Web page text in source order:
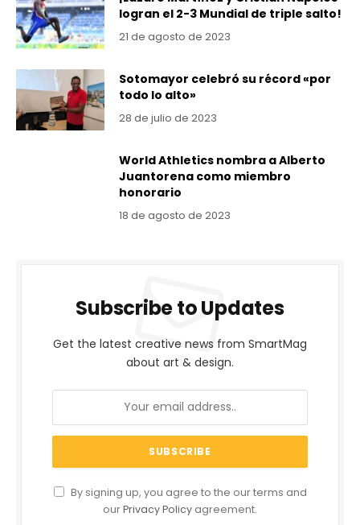
logran el 2-3 Mundial de triple salto!
21 de agosto de 2023
Sotomayor celebró su récord «por
todo lo alto»
28 de julio de 2023
World Athletics nombra a Alberto
Juantorena como miembro
honorario
18 de agosto de 2023
Subscribe to Updates
Get the latest creative news from SmartMag
about art & design.
By signing up, you agree to the our terms and
ourPrivacy Policy agreement.